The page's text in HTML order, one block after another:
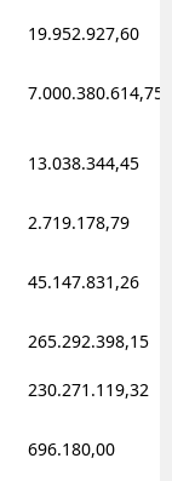
19.952.927,60
7.000.380.614,75
13.038.344,45
2.719.178,79
45.147.831,26
265.292.398,15
230.271.119,32
696.180,00